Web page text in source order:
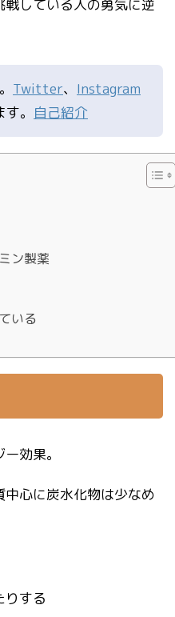
している人の勇気に逆
Twitter、 Instagram
。 自己紹介
ン製薬
いる
効果。
心に炭水化物は少なめ
りする